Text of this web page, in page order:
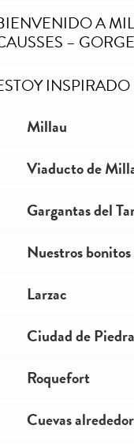
A
–
INSPIRADO
Millau
Viaducto de
Gargantas del
Nuestros
Larzac
Ciudad de Piedra
Roquefort
Cuevas
Gorges du Tarn